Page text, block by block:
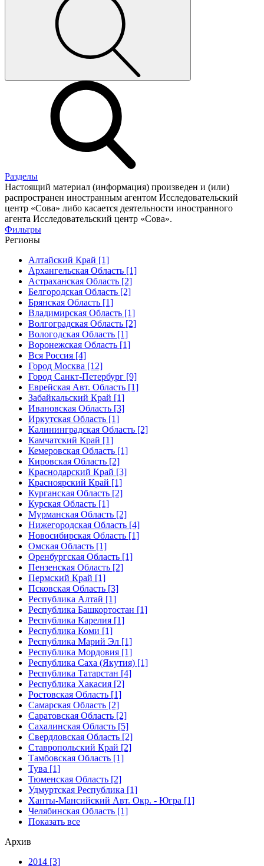
Разделы
Настоящий материал (информация) произведен и (или)
распространен иностранным агентом Исследовательский
центр «Сова» либо касается деятельности иностранного
агента Исследовательский центр «Сова».
Фильтры
Регионы
Алтайский Край [1]
Архангельская Область [1]
Астраханская Область [2]
Белгородская Область [2]
Брянская Область [1]
Владимирская Область [1]
Волгоградская Область [2]
Вологодская Область [1]
Воронежская Область [1]
Вся Россия [4]
Город Москва [12]
Город Санкт-Петербург [9]
Еврейская Авт. Область [1]
Забайкальский Край [1]
Ивановская Область [3]
Иркутская Область [1]
Калининградская Область [2]
Камчатский Край [1]
Кемеровская Область [1]
Кировская Область [2]
Краснодарский Край [3]
Красноярский Край [1]
Курганская Область [2]
Курская Область [1]
Мурманская Область [2]
Нижегородская Область [4]
Новосибирская Область [1]
Омская Область [1]
Оренбургская Область [1]
Пензенская Область [2]
Пермский Край [1]
Псковская Область [3]
Республика Алтай [1]
Республика Башкортостан [1]
Республика Карелия [1]
Республика Коми [1]
Республика Марий Эл [1]
Республика Мордовия [1]
Республика Саха (Якутия) [1]
Республика Татарстан [4]
Республика Хакасия [2]
Ростовская Область [1]
Самарская Область [2]
Саратовская Область [2]
Сахалинская Область [5]
Свердловская Область [2]
Ставропольский Край [2]
Тамбовская Область [1]
Тува [1]
Тюменская Область [2]
Удмуртская Республика [1]
Ханты-Мансийский Авт. Окр. - Югра [1]
Челябинская Область [1]
Показать все
Архив
2014 [3]